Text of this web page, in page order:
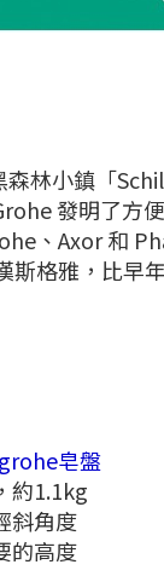
森林小鎮「
發明了方
、Axor 和
斯格雅，比早
皂盤
約1.1kg
斜角度
的高度